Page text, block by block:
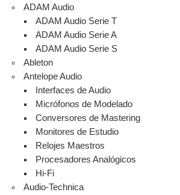
ADAM Audio
ADAM Audio Serie T
ADAM Audio Serie A
ADAM Audio Serie S
Ableton
Antelope Audio
Interfaces de Audio
Micrófonos de Modelado
Conversores de Mastering
Monitores de Estudio
Relojes Maestros
Procesadores Analógicos
Hi-Fi
Audio-Technica